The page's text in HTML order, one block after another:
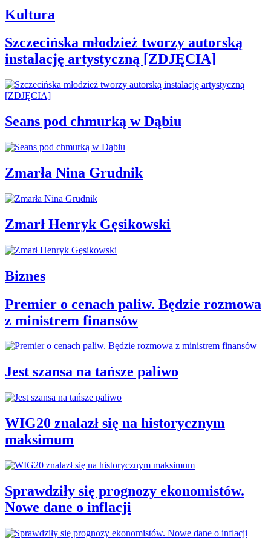
Kultura
Szczecińska młodzież tworzy autorską
instalację artystyczną [ZDJĘCIA]
Seans pod chmurką w Dąbiu
Zmarła Nina Grudnik
Zmarł Henryk Gęsikowski
Biznes
Premier o cenach paliw. Będzie rozmowa
z ministrem finansów
Jest szansa na tańsze paliwo
WIG20 znalazł się na historycznym
maksimum
Sprawdziły się prognozy ekonomistów.
Nowe dane o inflacji